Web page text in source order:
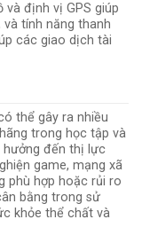
và định vị GPS giúp
và tính năng thanh
các giao dịch tài
thể gây ra nhiều
trong học tập và
hưởng đến thị lực
game, mạng xã
phù hợp hoặc rủi ro
bằng trong sử
khỏe thể chất và